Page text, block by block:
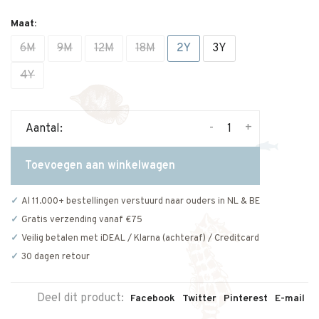
Maat:
6M 9M 12M 18M 2Y
3Y
4Y
Aantal: +
-
Toevoegen aan winkelwagen
Al 11.000+ bestellingen verstuurd naar ouders in NL & BE
Gratis verzending vanaf €75
Veilig betalen met iDEAL / Klarna (achteraf) / Creditcard
30 dagen retour
Deel dit product: Facebook Twitter Pinterest E-mail